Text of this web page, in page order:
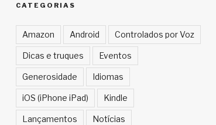
CATEGORIAS
Amazon Android Controlados por Voz
Dicas e truques Eventos
Generosidade Idiomas
iOS (iPhone iPad) Kindle
Lançamentos Notícias